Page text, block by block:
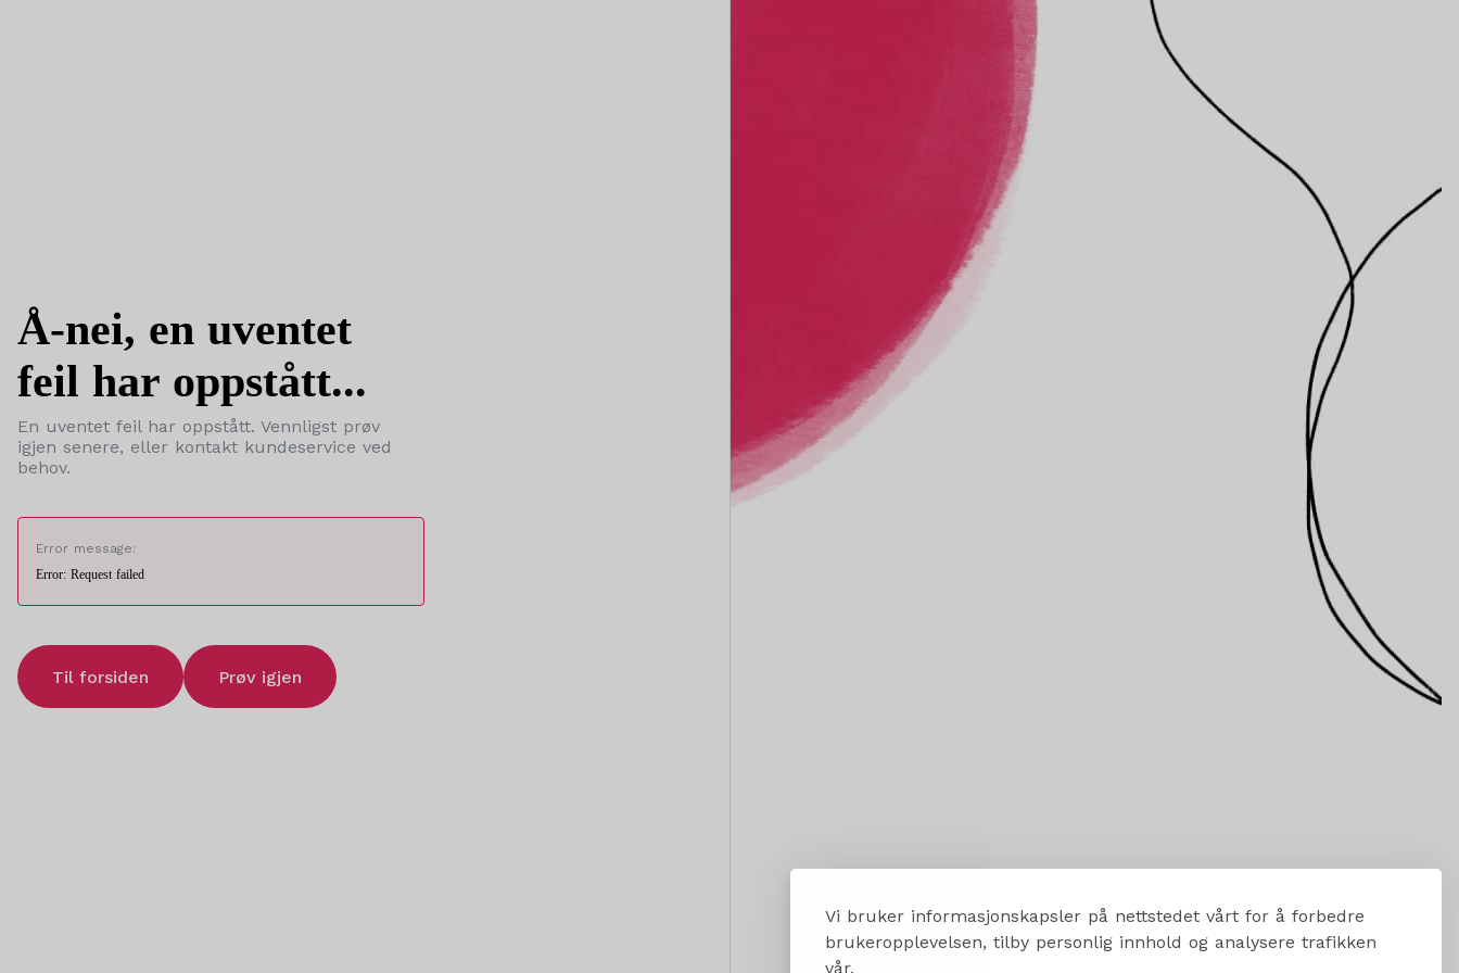
Vi bruker informasjonskapsler på nettstedet vårt for å forbedre
brukeropplevelsen, tilby personlig innhold og analysere trafikken
vår.
Å-nei, en uventet
feil har oppstått...
En uventet feil har oppstått. Vennligst prøv
igjen senere, eller kontakt kundeservice ved
behov.
Error message:
Error: Request failed
Til forsiden Prøv igjen